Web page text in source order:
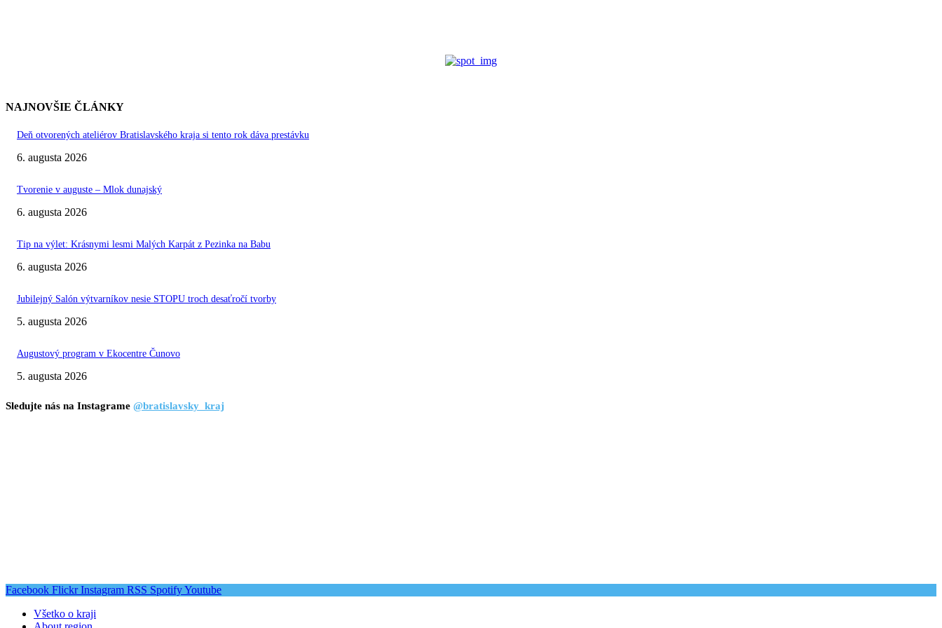
NAJNOVŠIE ČLÁNKY
Deň otvorených ateliérov Bratislavského kraja si tento rok dáva prestávku
6. augusta 2026
Tvorenie v auguste – Mlok dunajský
6. augusta 2026
Tip na výlet: Krásnymi lesmi Malých Karpát z Pezinka na Babu
6. augusta 2026
Jubilejný Salón výtvarníkov nesie STOPU troch desaťročí tvorby
5. augusta 2026
Augustový program v Ekocentre Čunovo
5. augusta 2026
Sledujte nás na Instagrame @bratislavsky_kraj
Facebook Flickr Instagram RSS SpotifyYoutube
Všetko o kraji